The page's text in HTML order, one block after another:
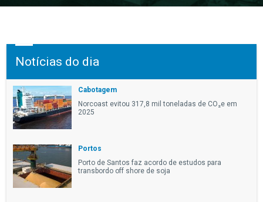
Notícias do dia
Cabotagem
Norcoast evitou 317,8 mil toneladas de CO₂e em
2025
Portos
Porto de Santos faz acordo de estudos para
transbordo off shore de soja